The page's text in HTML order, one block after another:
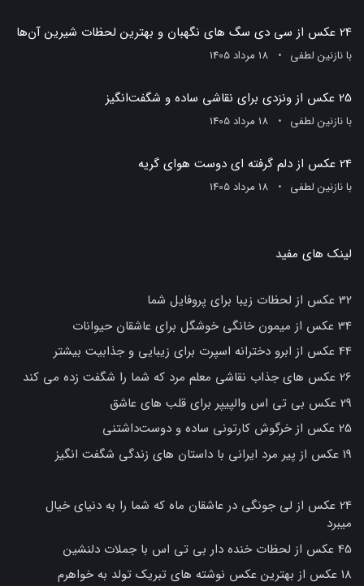
24 عکس از سی دی سگ های نگهبان و بهترین لحظات شیرین آن‌ها
بانازنین لطفی 18 مرداد 1405
25 عکس از ونزدی برای نقاشی ساده و شگفت‌انگیز
بانازنین لطفی 18 مرداد 1405
24 عکس از دلم گرفته ای دوست هوای گریه
بانازنین لطفی 18 مرداد 1405
لینک های مفید
32 عکس از لحظات زیبا برای پروفایل شما
34 عکس از میمون خانگی خوشگل برای عاشقان حیوانات
44 عکس از ابرو دخترانه اسپرت برای زیبایی و جذابیت بیشتر
26 عکس های جذاب نقاشی معلم مرد که شما را شگفت زده می کند
29 عکس بی تی اس والپیپر برای قلب های عاشق
25 عکس از خرگوش کارتونی ساده و دوست‌داشتنی
19 عکس از پیر مرد ایرانی با داستان های زندگی شگفت انگیز
24 عکس از لی جونگی در عاشقان ماه که شما را به دنیای خیال
میبرد
45 عکس از لحظات خنده دار بی تی اس با جملات دلنشین
18 عکس از بهترین عکس نوشته های تبریک تولد به خواهرم